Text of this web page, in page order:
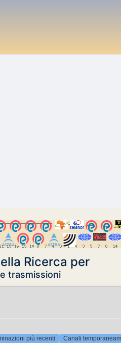
Ricerca per
trasmissioni
più recenti Canali